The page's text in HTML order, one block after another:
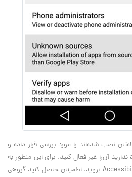
نصب شده‌اند را مورد بررسی قرار داده و
اگر نیازی به گزینه accessibility ندارید آن‌را غیر فعال کنید. برای این منظور به
Settings و سپس به بخش Accessibility بروید. اطمینان حاصل کنید گروهی